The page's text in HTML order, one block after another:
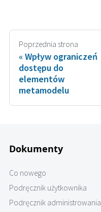
Poprzednia strona
Wpływ ograniczeń
dostępu do
elementów
metamodelu
Dokumenty
Co nowego
Podręcznik użytkownika
Podręcznik administrowania